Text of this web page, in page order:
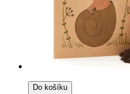
Do košíku